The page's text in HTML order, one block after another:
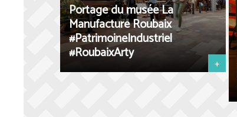
Portage du musée La
Manufacture Roubaix
#PatrimoineIndustriel
#RoubaixArty
+